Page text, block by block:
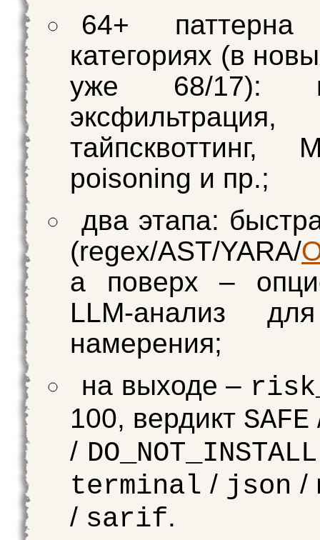
64+
категориях (в
уже 68/17):
эксфильтрация,
тайпсквоттинг,
poisoning и пр.;
два этапа:
(regex/AST/YARA/
а поверх –
LLM-анализ
намерения;
на выходе –
100, вердикт SAFE
/ DO_NOT_INSTALL
terminal / json /
/ sarif.